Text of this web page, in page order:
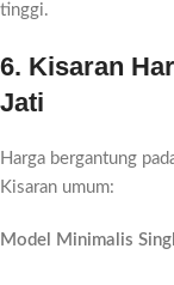
tinggi.
6. Kisaran
Jati
Harga bergantung
Kisaran umum:
Model Minimalis